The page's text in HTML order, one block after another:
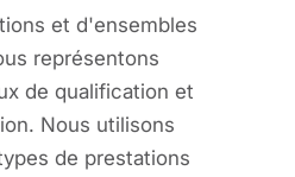
et d'ensembles
représentons
de qualification et
Nous utilisons
de prestations